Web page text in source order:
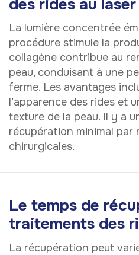
des rides au laser
La lumière concentrée
procédure stimule la
collagène contribue au
peau, conduisant à une
ferme. Les avantages
l’apparence des rides et
texture de la peau. Il y a
récupération minimal
chirurgicales.
Le temps de
traitements des
La récupération peut